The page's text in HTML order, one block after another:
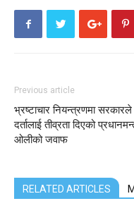
Previous article
भ्रष्टाचार नियन्त्रणमा सरकारले
दर्तालाई तीव्रता दिएको
ओलीको जवाफ
RELATED ARTICLES